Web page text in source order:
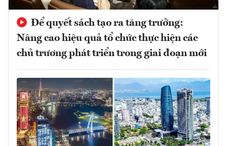
Để quyết sách tạo ra tăng trưởng:
Nâng cao hiệu quả tổ chức thực hiện các
chủ trương phát triển trong giai đoạn mới